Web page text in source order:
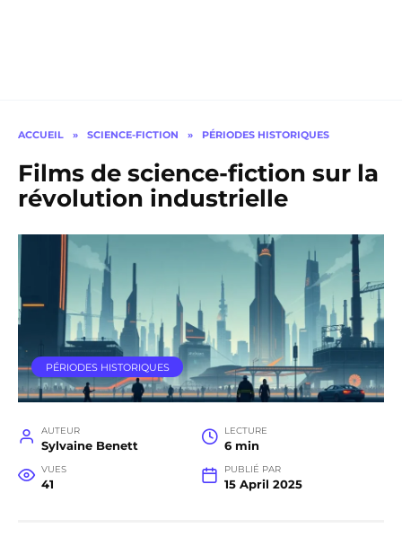
ACCUEIL » SCIENCE-FICTION » PÉRIODES HISTORIQUES
Films de science-fiction sur la
révolution industrielle
PÉRIODES HISTORIQUES
AUTEUR
Sylvaine Benett
LECTURE
6 min
VUES
41
PUBLIÉ PAR
15 April 2025